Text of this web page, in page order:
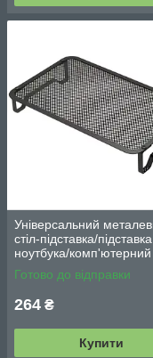
Універсальний
стіл-підставка/
ноутбука/комп'ютерний
вентиляцією
Готово до відправки
264 ₴
Купити